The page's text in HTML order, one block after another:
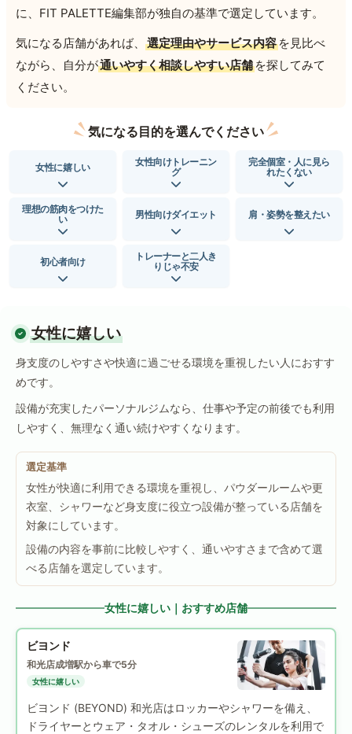
に、FIT PALETTE編集部が独自の基準で選定しています。
気になる店舗があれば、
選定理由やサービス内容 を見比べ
ながら、自分が通いやすく相談しやすい店舗 を探してみて
ください。
気になる目的を選んでください
女性に嬉しい
女性向けトレーニン
グ
完全個室・人に見ら
れたくない
理想の筋肉をつけた
い
男性向けダイエット 肩・姿勢を整えたい
初心者向け
トレーナーと二人き
りじゃ不安
女性に嬉しい
身支度のしやすさや快適に過ごせる環境を重視したい人におすす
めです。
設備が充実したパーソナルジムなら、仕事や予定の前後でも利用
しやすく、無理なく通い続けやすくなります。
選定基準
女性が快適に利用できる環境を重視し、パウダールームや更
衣室、シャワーなど身支度に役立つ設備が整っている店舗を
対象にしています。
設備の内容を事前に比較しやすく、通いやすさまで含めて選
べる店舗を選定しています。
女性に嬉しい｜おすすめ店舗
ビヨンド
和光店成増駅から車で5分
女性に嬉しい
ビヨンド (BEYOND) 和光店はロッカーやシャワーを備え、
ドライヤーとウェア・タオル・シューズのレンタルを利用で